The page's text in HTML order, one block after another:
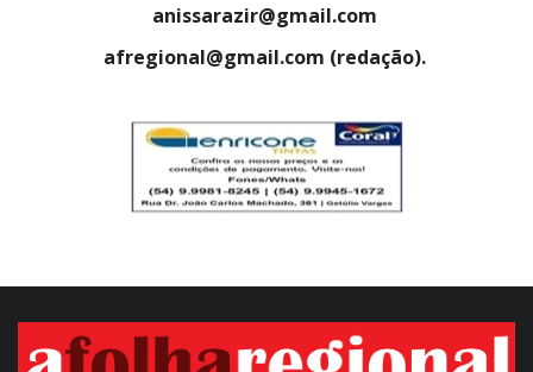
anissarazir@gmail.com
afregional@gmail.com (redação).